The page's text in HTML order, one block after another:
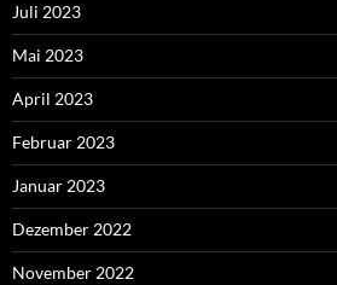
Juli 2023
Mai 2023
April 2023
Februar 2023
Januar 2023
Dezember 2022
November 2022